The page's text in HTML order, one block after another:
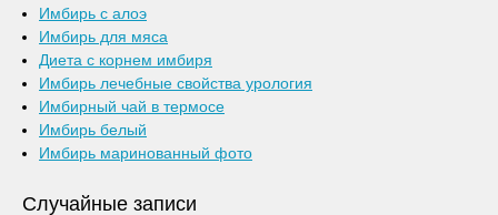
Имбирь с алоэ
Имбирь для мяса
Диета с корнем имбиря
Имбирь лечебные свойства урология
Имбирный чай в термосе
Имбирь белый
Имбирь маринованный фото
Случайные записи